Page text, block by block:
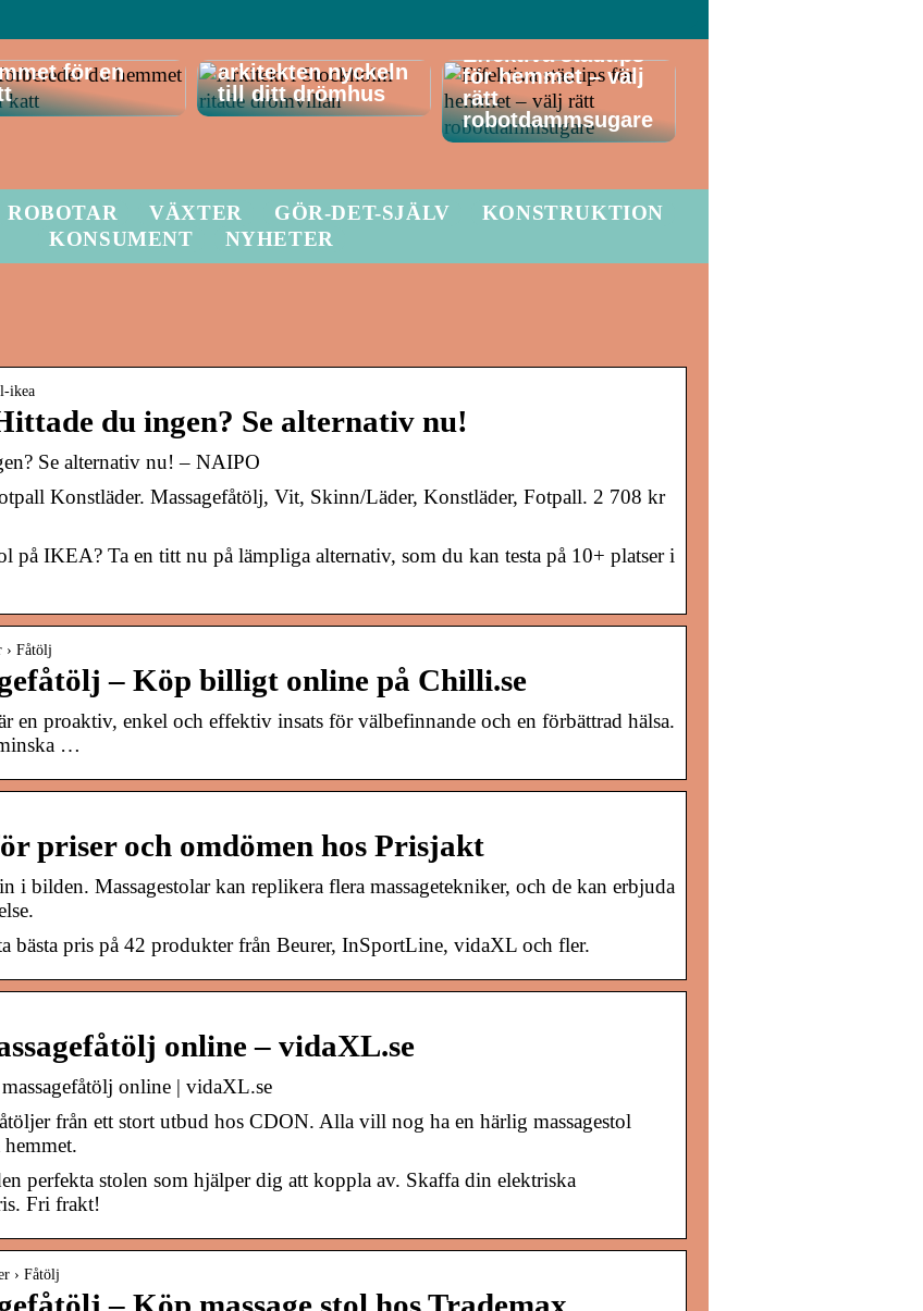
för en
arkitekten nyckeln
till ditt drömhus
Effektiva städtips
för hemmet – välj
rätt
robotdammsugare
ROBOTAR VÄXTER GÖR-DET-SJÄLV
KONSTRUKTION
KONSUMENT
NYHETER
ikea
du ingen? Se alternativ nu!
Se alternativ nu! – NAIPO
Konstläder. Massagefåtölj, Vit, Skinn/Läder, Konstläder, Fotpall. 2 708 kr
på IKEA? Ta en titt nu på lämpliga alternativ, som du kan testa på 10+ platser i
› Fåtölj
– Köp billigt online på Chilli.se
en proaktiv, enkel och effektiv insats för välbefinnande och en förbättrad hälsa.
…
priser och omdömen hos Prisjakt
i bilden. Massagestolar kan replikera flera massagetekniker, och de kan erbjuda
bästa pris på 42 produkter från Beurer, InSportLine, vidaXL och fler.
online – vidaXL.se
online | vidaXL.se
från ett stort utbud hos CDON. Alla vill nog ha en härlig massagestol
perfekta stolen som hjälper dig att koppla av. Skaffa din elektriska
Fri frakt!
› Fåtölj